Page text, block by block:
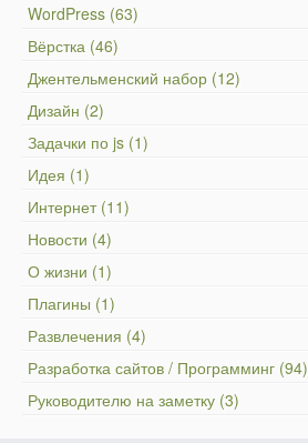
WordPress (63)
Вёрстка (46)
Джентельменский набор (12)
Дизайн (2)
Задачки по js (1)
Идея (1)
Интернет (11)
Новости (4)
О жизни (1)
Плагины (1)
Развлечения (4)
Разработка сайтов / Программинг (94)
Руководителю на заметку (3)